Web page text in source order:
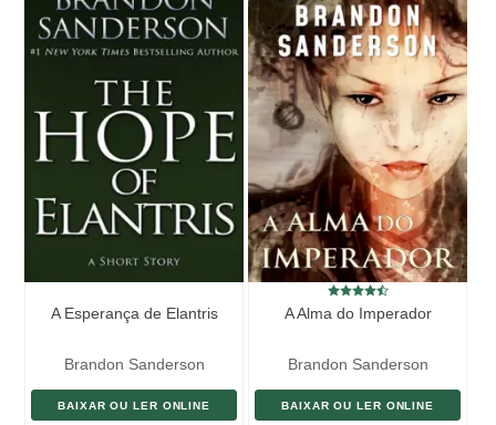
A Esperança de Elantris
Brandon Sanderson
BAIXAR OU LER ONLINE
A Alma do Imperador
Brandon Sanderson
BAIXAR OU LER ONLINE